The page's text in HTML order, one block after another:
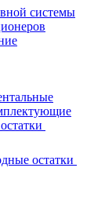
системы
остатки